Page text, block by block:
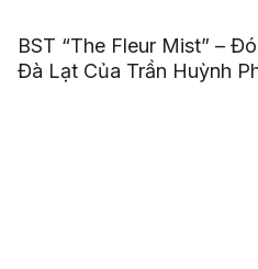
BST “The Fleur Mist” –
Đà Lạt Của Trần Huỳnh